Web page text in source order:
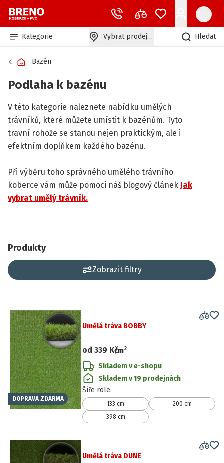
Kategorie Vybrat prodejnu Hledat
Bazén
Podlaha k bazénu
V této kategorie naleznete nabídku umělých
trávníků, které můžete umístit k bazénům. Tyto
travní rohože se stanou nejen praktickým, ale i
efektním doplňkem každého bazénu.
Při výběru toho správného umělého trávního
koberce vám může pomoci náš blogový článek Jak
vybrat umělý trávník.
Produkty
Zobrazit filtry
DOPRAVA ZDARMA
Umělá tráva BOBBY
od 339 Kč
/m2
Skladem v e-shopu
Skladem v 19 prodejnách
Šíře role:
133 cm
200 cm
398 cm
Umělá tráva DUNE